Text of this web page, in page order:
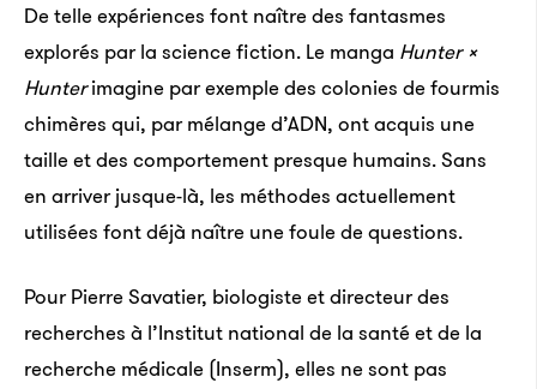
De telle expériences font naître des fantasmes
explorés par la science fiction. Le manga Hunter ×
Hunterimagine par exemple des colonies de fourmis
chimères qui, par mélange d’ADN, ont acquis une
taille et des comportement presque humains. Sans
en arriver jusque-là, les méthodes actuellement
utilisées font déjà naître une foule de questions.
Pour Pierre Savatier, biologiste et directeur des
recherches à l’Institut national de la santé et de la
recherche médicale (Inserm), elles ne sont pas